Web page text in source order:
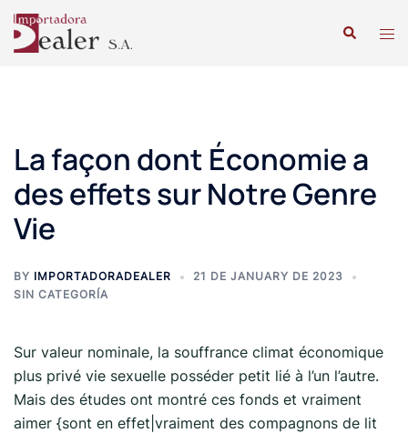
La façon dont Économie a
des effets sur Notre Genre
Vie
BY IMPORTADORADEALER
21 DE JANUARY DE 2023
SIN CATEGORÍA
Sur valeur nominale, la souffrance climat économique
plus privé vie sexuelle posséder petit lié à l’un l’autre.
Mais des études ont montré ces fonds et vraiment
aimer {sont en effet|vraiment des compagnons de lit